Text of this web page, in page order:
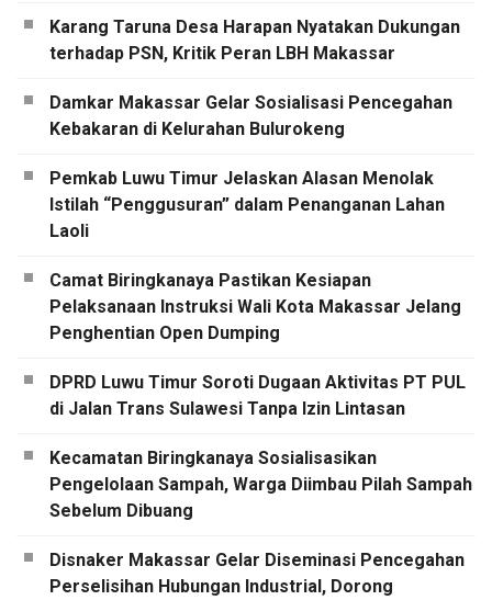
Karang Taruna Desa Harapan Nyatakan Dukungan
terhadap PSN, Kritik Peran LBH Makassar
Damkar Makassar Gelar Sosialisasi Pencegahan
Kebakaran di Kelurahan Bulurokeng
Pemkab Luwu Timur Jelaskan Alasan Menolak
Istilah “Penggusuran” dalam Penanganan Lahan
Laoli
Camat Biringkanaya Pastikan Kesiapan
Pelaksanaan Instruksi Wali Kota Makassar Jelang
Penghentian Open Dumping
DPRD Luwu Timur Soroti Dugaan Aktivitas PT PUL
di Jalan Trans Sulawesi Tanpa Izin Lintasan
Kecamatan Biringkanaya Sosialisasikan
Pengelolaan Sampah, Warga Diimbau Pilah Sampah
Sebelum Dibuang
Disnaker Makassar Gelar Diseminasi Pencegahan
Perselisihan Hubungan Industrial, Dorong